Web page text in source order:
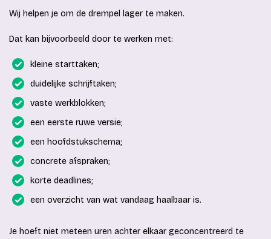
Wij helpen je om de drempel lager te maken.
Dat kan bijvoorbeeld door te werken met:
kleine starttaken;
duidelijke schrijftaken;
vaste werkblokken;
een eerste ruwe versie;
een hoofdstukschema;
concrete afspraken;
korte deadlines;
een overzicht van wat vandaag haalbaar is.
Je hoeft niet meteen uren achter elkaar geconcentreerd te